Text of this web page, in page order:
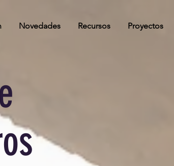
Novedades Recursos Proyectos